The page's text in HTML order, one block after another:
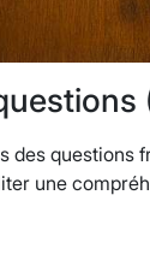
des questions
une